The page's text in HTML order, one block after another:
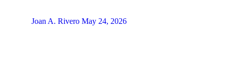
Joan A. Rivero May 24, 2026